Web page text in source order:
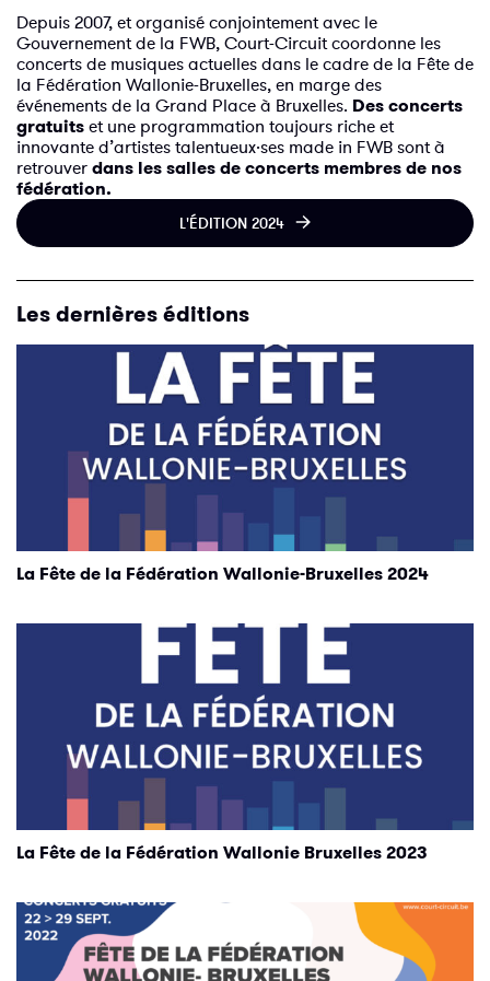
Depuis 2007, et organisé conjointement avec le
Gouvernement de la FWB, Court-Circuit coordonne les
concerts de musiques actuelles dans le cadre de la Fête de
la Fédération Wallonie-Bruxelles, en marge des
événements de la Grand Place à Bruxelles. Des concerts
gratuits et une programmation toujours riche et
innovante d’artistes talentueux·ses made in FWB sont à
retrouver dans les salles de concerts membres de nos
fédération.
L'ÉDITION 2024
Les dernières éditions
La Fête de la Fédération Wallonie-Bruxelles 2024
La Fête de la Fédération Wallonie Bruxelles 2023